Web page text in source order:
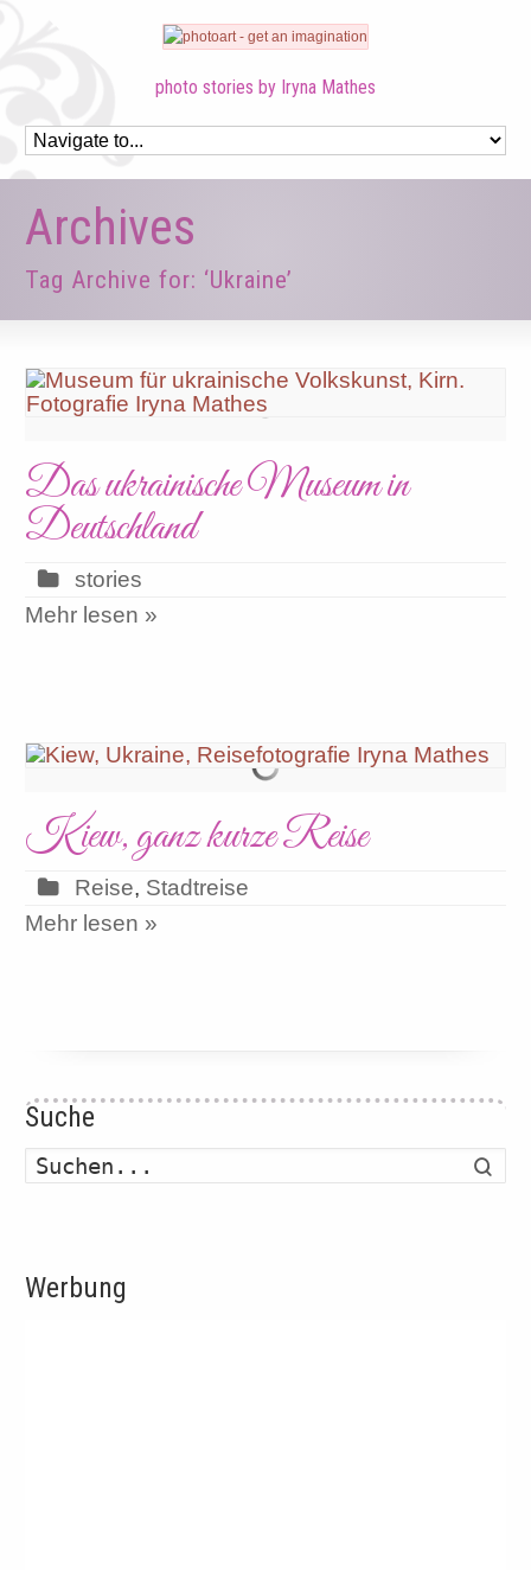
photo stories by Iryna Mathes
Archives
Tag Archive for: ‘Ukraine’
Das ukrainische Museum in
Deutschland
stories
Mehr lesen »
Kiew, ganz kurze Reise
Reise, Stadtreise
Mehr lesen »
Suche
Werbung